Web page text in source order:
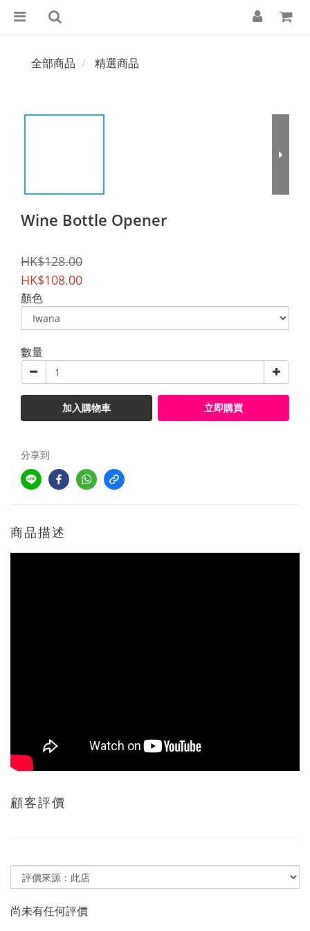
全部商品 精選商品
Wine Bottle Opener
HK$128.00
HK$108.00
顏色
數量
加入購物車 立即購買
分享到
商品描述
顧客評價
尚未有任何評價